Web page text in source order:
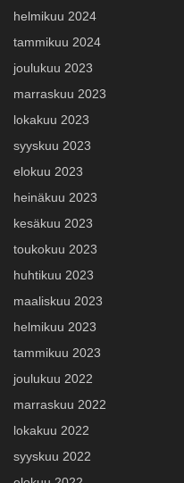
helmikuu 2024
tammikuu 2024
joulukuu 2023
marraskuu 2023
lokakuu 2023
syyskuu 2023
elokuu 2023
heinäkuu 2023
kesäkuu 2023
toukokuu 2023
huhtikuu 2023
maaliskuu 2023
helmikuu 2023
tammikuu 2023
joulukuu 2022
marraskuu 2022
lokakuu 2022
syyskuu 2022